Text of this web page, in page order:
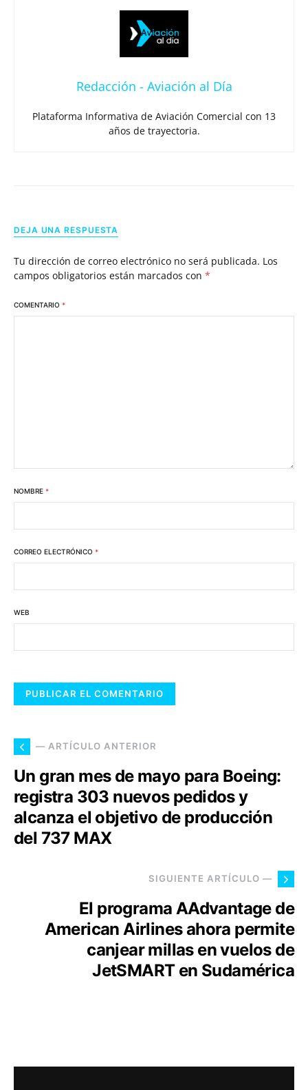
Redacción - Aviación al Día
Plataforma Informativa de Aviación Comercial con 13
años de trayectoria.
DEJA UNA RESPUESTA
Tu dirección de correo electrónico no será publicada. Los
campos obligatorios están marcados con *
COMENTARIO *
NOMBRE *
CORREO ELECTRÓNICO *
WEB
— ARTÍCULO ANTERIOR
Un gran mes de mayo para Boeing:
registra 303 nuevos pedidos y
alcanza el objetivo de producción
del 737 MAX
SIGUIENTE ARTÍCULO —
El programa AAdvantage de
American Airlines ahora permite
canjear millas en vuelos de
JetSMART en Sudamérica